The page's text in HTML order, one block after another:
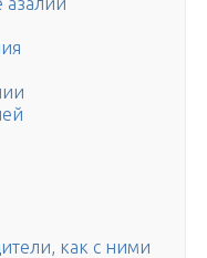
как с ними